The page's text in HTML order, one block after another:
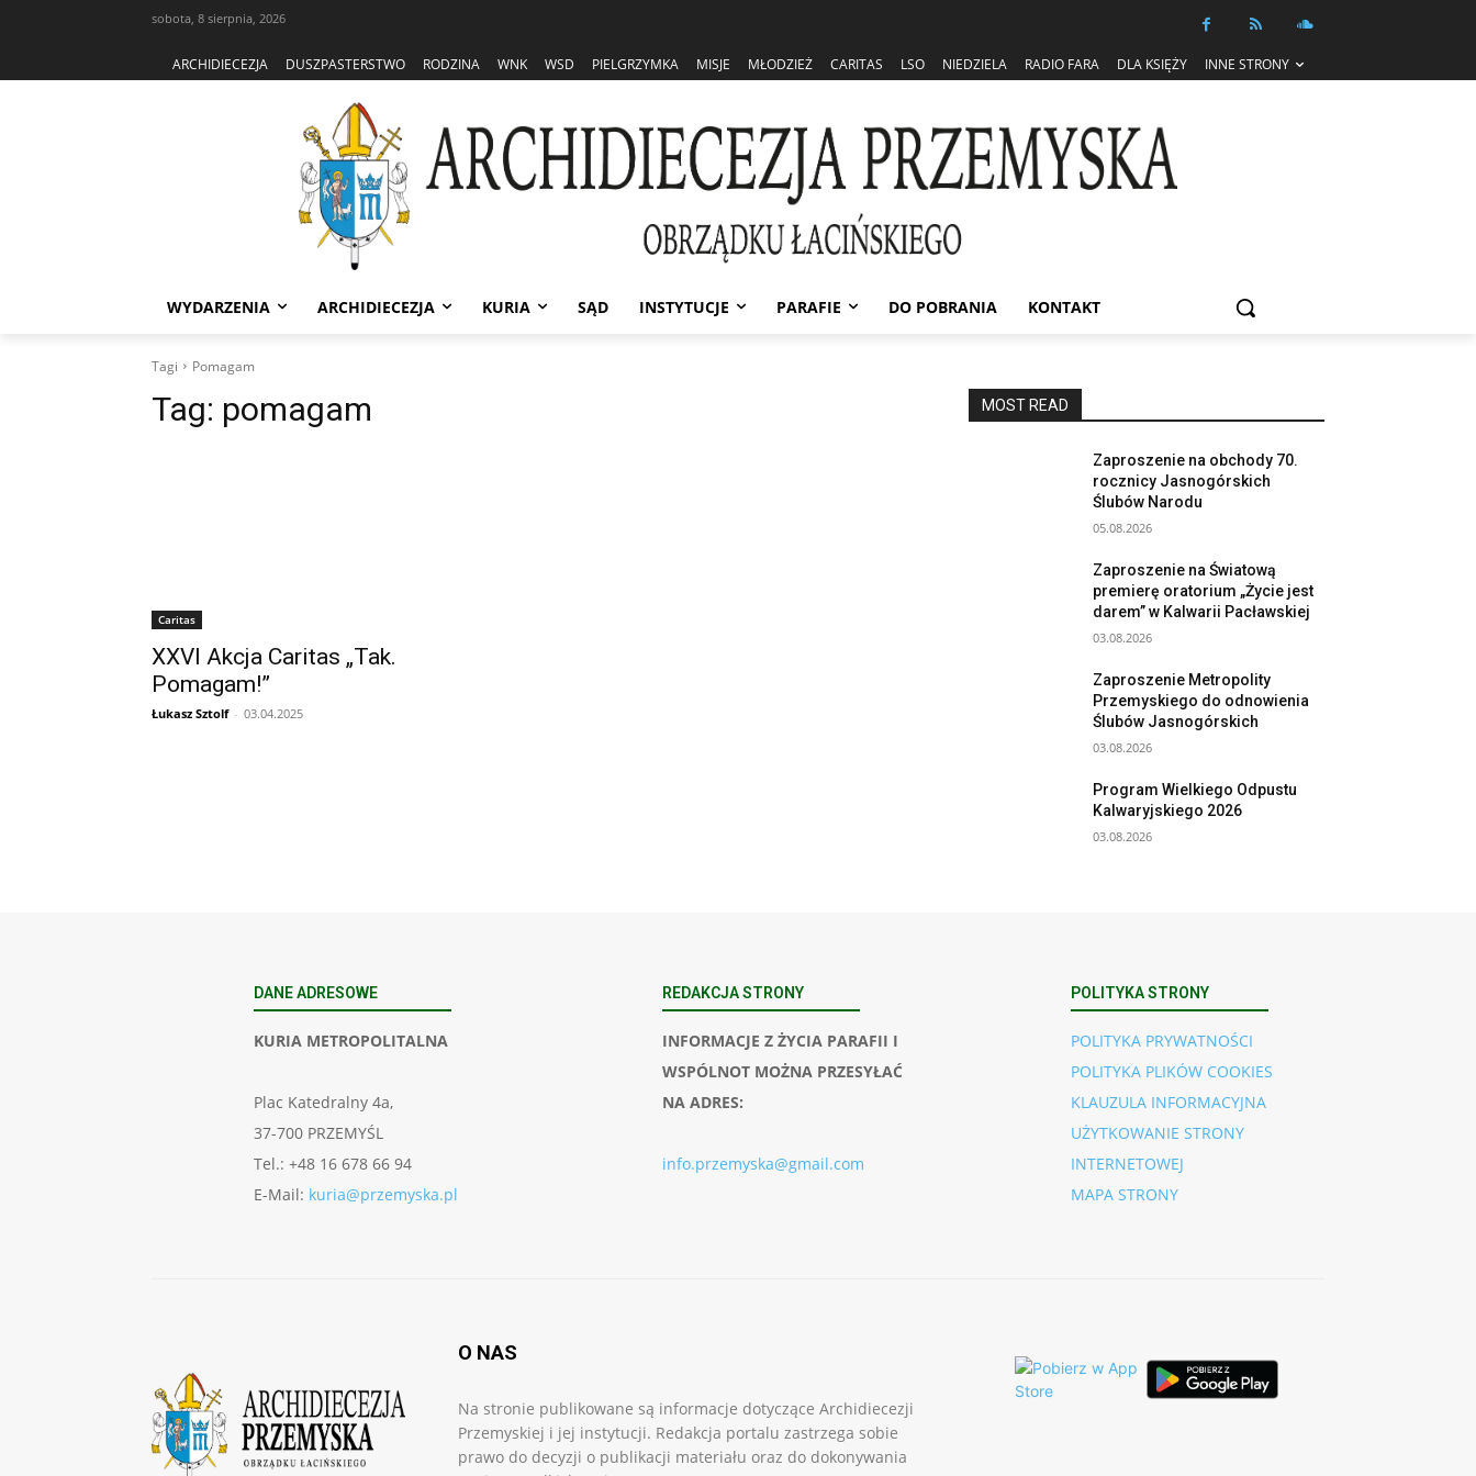
sobota, 8 sierpnia, 2026
ARCHIDIECEZJA DUSZPASTERSTWO RODZINA WNK WSD PIELGRZYMKA MISJE MŁODZIEŻ CARITAS LSO NIEDZIELA RADIO FARA DLA KSIĘŻY INNE STRONY
WYDARZENIA ARCHIDIECEZJA KURIA SĄD INSTYTUCJE PARAFIE DO POBRANIA KONTAKT
Tagi Pomagam
Tag: pomagam
Caritas
XXVI Akcja Caritas „Tak.
Pomagam!”
Łukasz Sztolf - 03.04.2025
MOST READ
Zaproszenie na obchody 70.
rocznicy Jasnogórskich
Ślubów Narodu
05.08.2026
Zaproszenie na Światową
premierę oratorium „Życie jest
darem” w Kalwarii Pacławskiej
03.08.2026
Zaproszenie Metropolity
Przemyskiego do odnowienia
Ślubów Jasnogórskich
03.08.2026
Program Wielkiego Odpustu
Kalwaryjskiego 2026
03.08.2026
DANE ADRESOWE
KURIA METROPOLITALNA
Plac Katedralny 4a,
37-700 PRZEMYŚL
Tel.: +48 16 678 66 94
E-Mail: kuria@przemyska.pl
REDAKCJA STRONY
INFORMACJE Z ŻYCIA PARAFII I
WSPÓLNOT MOŻNA PRZESYŁAĆ
NA ADRES:
info.przemyska@gmail.com
POLITYKA STRONY
POLITYKA PRYWATNOŚCI
POLITYKA PLIKÓW COOKIES
KLAUZULA INFORMACYJNA
UŻYTKOWANIE STRONY
INTERNETOWEJ
MAPA STRONY
O NAS
Na stronie publikowane są informacje dotyczące Archidiecezji
Przemyskiej i jej instytucji. Redakcja portalu zastrzega sobie
prawo do decyzji o publikacji materiału oraz do dokonywania